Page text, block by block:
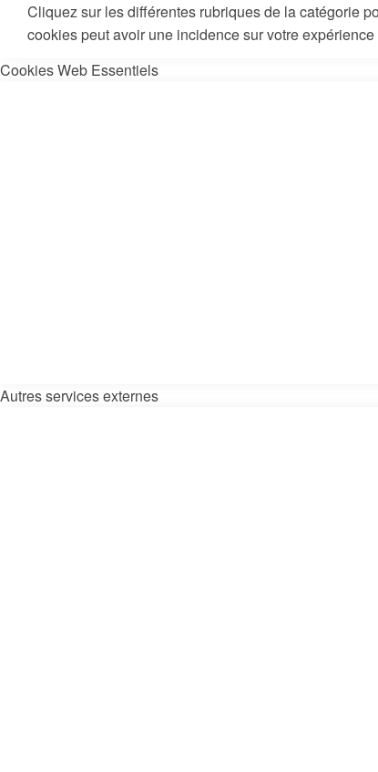
Cliquez sur les différentes rubriques de la catégorie
cookies peut avoir une incidence sur votre
Cookies Web Essentiels
Autres services externes